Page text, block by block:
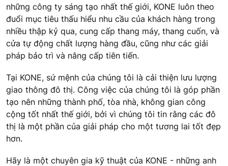
những công ty sáng tạo nhất thế giới, KONE luôn theo
đuổi mục tiêu thấu hiểu nhu cầu của khách hàng trong
nhiều thập kỷ qua, cung cấp thang máy, thang cuốn, và
cửa tự động chất lượng hàng đầu, cũng như các giải
pháp bảo trì và nâng cấp tiên tiến.
Tại KONE, sứ mệnh của chúng tôi là cải thiện lưu lượng
giao thông đô thị. Công việc của chúng tôi là góp phần
tạo nên những thành phố, tòa nhà, không gian công
cộng tốt nhất thế giới, bởi vì chúng tôi tin rằng các đô
thị là một phần của giải pháp cho một tương lai tốt đẹp
hơn.
Hãy là một chuyên gia kỹ thuật của KONE - những anh